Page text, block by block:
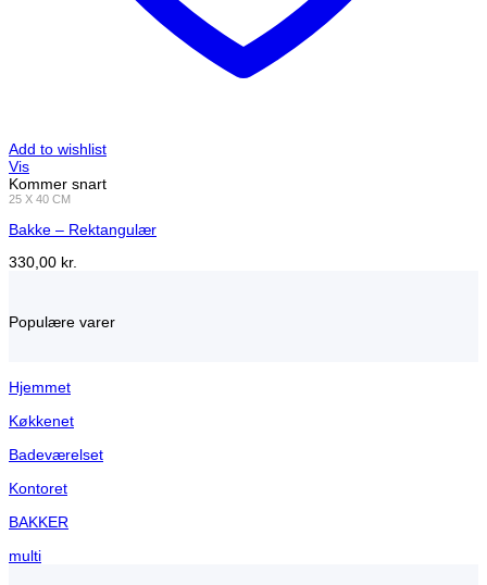
Add to wishlist
Vis
Kommer snart
25 X 40 CM
Bakke – Rektangulær
330,00 kr.
Populære varer
Hjemmet
Køkkenet
Badeværelset
Kontoret
BAKKER
multi